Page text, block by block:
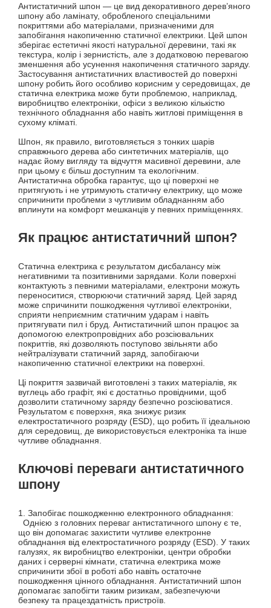
Антистатичний шпон — це вид декоративного дерев’яного
шпону або ламінату, обробленого спеціальними
покриттями або матеріалами, призначеними для
запобігання накопиченню статичної електрики. Цей шпон
зберігає естетичні якості натуральної деревини, такі як
текстура, колір і зернистість, але з додатковою перевагою
зменшення або усунення накопичення статичного заряду.
Застосування антистатичних властивостей до поверхні
шпону робить його особливо корисним у середовищах, де
статична електрика може бути проблемою, наприклад,
виробництво електроніки, офіси з великою кількістю
технічного обладнання або навіть житлові приміщення в
сухому кліматі.
Шпон, як правило, виготовляється з тонких шарів
справжнього дерева або синтетичних матеріалів, що
надає йому вигляду та відчуття масивної деревини, але
при цьому є більш доступним та екологічним.
Антистатична обробка гарантує, що ці поверхні не
притягують і не утримують статичну електрику, що може
спричинити проблеми з чутливим обладнанням або
вплинути на комфорт мешканців у певних приміщеннях.
Як працює антистатичний шпон?
Статична електрика є результатом дисбалансу між
негативними та позитивними зарядами. Коли поверхні
контактують з певними матеріалами, електрони можуть
переноситися, створюючи статичний заряд. Цей заряд
може спричинити пошкодження чутливої ​​електроніки,
сприяти неприємним статичним ударам і навіть
притягувати пил і бруд. Антистатичний шпон працює за
допомогою електропровідних або розсіювальних
покриттів, які дозволяють поступово звільняти або
нейтралізувати статичний заряд, запобігаючи
накопиченню статичної електрики на поверхні.
Ці покриття зазвичай виготовлені з таких матеріалів, як
вуглець або графіт, які є достатньо провідними, щоб
дозволити статичному заряду безпечно розсіюватися.
Результатом є поверхня, яка знижує ризик
електростатичного розряду (ESD), що робить її ідеальною
для середовищ, де використовується електроніка та інше
чутливе обладнання.
Ключові переваги антистатичного
шпону
1. Запобігає пошкодженню електронного обладнання:
Однією з головних переваг антистатичного шпону є те,
що він допомагає захистити чутливе електронне
обладнання від електростатичного розряду (ESD). У таких
галузях, як виробництво електроніки, центри обробки
даних і серверні кімнати, статична електрика може
спричинити збої в роботі або навіть остаточне
пошкодження цінного обладнання. Антистатичний шпон
допомагає запобігти таким ризикам, забезпечуючи
безпеку та працездатність пристроїв.